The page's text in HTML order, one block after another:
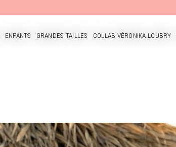
ENFANTS GRANDES TAILLES COLLAB VÉRONIKA LOUBRY